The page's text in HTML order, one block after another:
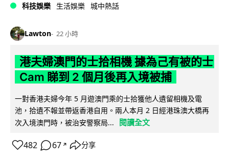
科技娛樂 生活娛樂 城中熱話
Lawton 22 小時
港夫婦澳門的士拾相機 據為己有被的士
Cam 睇到 2 個月後再入境被捕
一對香港夫婦今年 5 月遊澳門乘的士拾獲他人遺留相機及電
池，拾遺不報並帶返香港自用。兩人本月 2 日經港珠澳大橋再
次入境澳門時，被治安警察局...
閱讀全文
482 67 ↗ 分享